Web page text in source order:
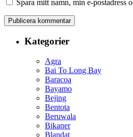
Spara mitt namn, min e-postadress
Kategorier
Agra
Bai To Long Bay
Baracoa
Bayamo
Bejing
Bentota
Beruwala
Bikaner
Blandat